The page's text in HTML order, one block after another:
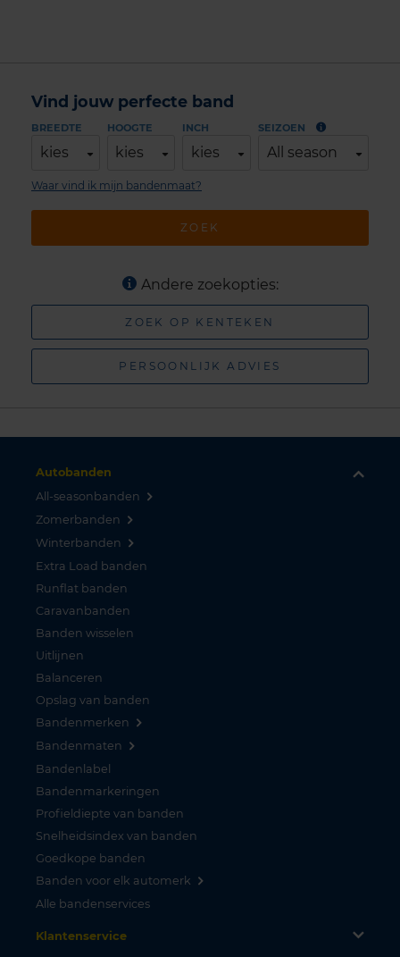
Vind jouw perfecte band
BREEDTE
kies
HOOGTE
kies
INCH
kies
SEIZOEN
All season
ZOEK
Waar vind ik mijn bandenmaat?
Andere zoekopties:
ZOEK OP KENTEKEN
PERSOONLIJK ADVIES
Autobanden
All-seasonbanden
Zomerbanden
Winterbanden
Extra Load banden
Runflat banden
Caravanbanden
Banden wisselen
Uitlijnen
Balanceren
Opslag van banden
Bandenmerken
Bandenmaten
Bandenlabel
Bandenmarkeringen
Profieldiepte van banden
Snelheidsindex van banden
Goedkope banden
Banden voor elk automerk
Alle bandenservices
Klantenservice